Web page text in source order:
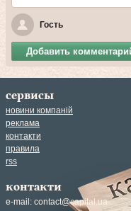
Гость
Добавить
сервисы
новини компаній
реклама
контакти
правила
rss
контакти
e-mail: contact@capital.ua